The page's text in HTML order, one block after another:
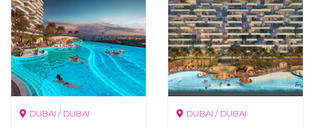
DUBAI / DUBAI DUBAI / DUBAI